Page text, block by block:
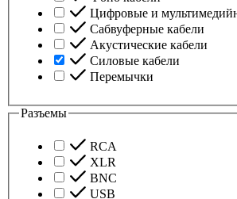
Цифровые и
Сабвуферные кабели
Акустические кабели
Силовые кабели
Перемычки
Разъемы
RCA
XLR
BNC
USB